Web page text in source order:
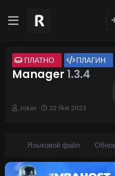
ПЛАТНО ПЛАГИН
Manager 1.3.4
А
е
м
Joker
Д
н
ч
22 Янв 2023
Языковой файл